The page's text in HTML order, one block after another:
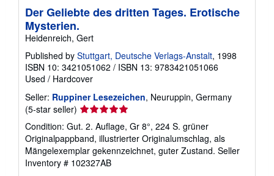
Der Geliebte des dritten Tages. Erotische
Mysterien.
Heidenreich, Gert
Published by Stuttgart, Deutsche Verlags-Anstalt, 1998
ISBN 10: 3421051062 / ISBN 13: 9783421051066
Used / Hardcover
Seller: Ruppiner Lesezeichen, Neuruppin, Germany
(5-star seller) Seller
rating
5
out
of
5
Condition: Gut. 2. Auflage, Gr 8°, 224 S. grüner
Originalpappband, illustrierter Originalumschlag, als
Mängelexemplar gekennzeichnet, guter Zustand. Seller
Inventory # 102327AB